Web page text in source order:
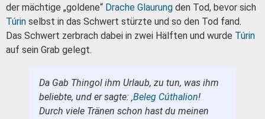
der mächtige „goldene“ Drache Glaurung den Tod, bevor sich
Túrin selbst in das Schwert stürzte und so den Tod fand.
Das Schwert zerbrach dabei in zwei Hälften und wurde Túrin
auf sein Grab gelegt.
Da Gab Thingol ihm Urlaub, zu tun, was ihm
beliebte, und er sagte: ‚Beleg Cúthalion!
Durch viele Tränen schon hast du meinen